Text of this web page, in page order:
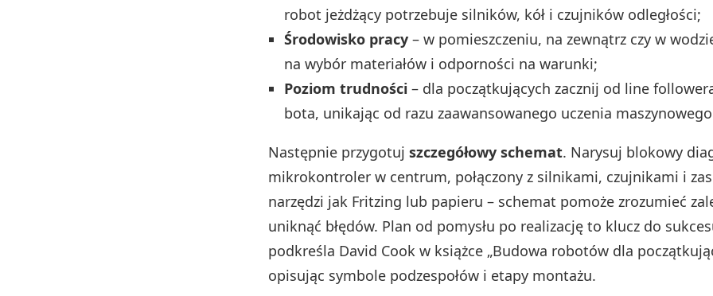
robot jeżdżący potrzebuje silników, kół i czujników odległości;
Środowisko pracy – w pomieszczeniu, na zewnątrz czy w
na wybór materiałów i odporności na warunki;
Poziom trudności – dla początkujących zacznij od line
bota, unikając od razu zaawansowanego uczenia
Następnie przygotuj szczegółowy schemat. Narysuj blokowy
mikrokontroler w centrum, połączony z silnikami, czujnikami i
narzędzi jak Fritzing lub papieru – schemat pomoże zrozumieć
uniknąć błędów. Plan od pomysłu po realizację to klucz do
podkreśla David Cook w książce „Budowa robotów dla
opisując symbole podzespołów i etapy montażu.